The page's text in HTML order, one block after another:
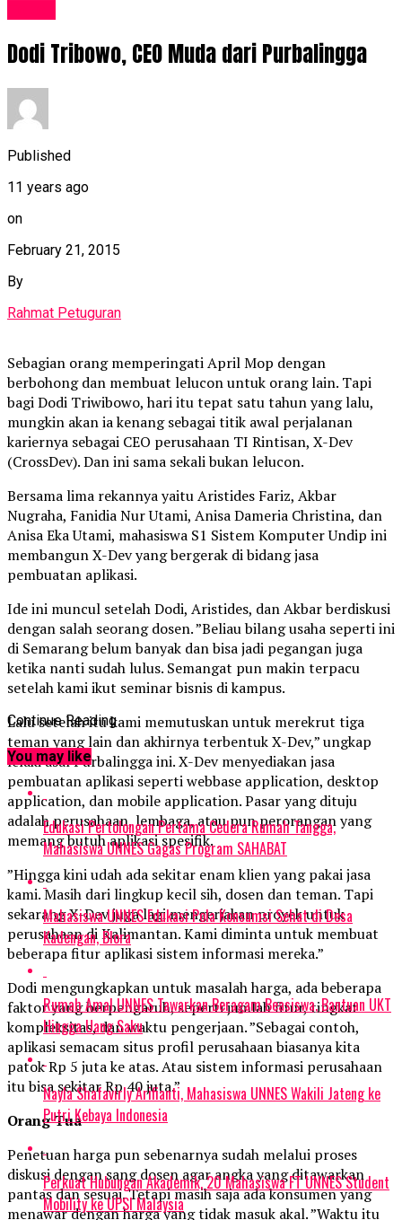
Dodi Tribowo, CEO Muda dari Purbalingga
Published
11 years ago
on
February 21, 2015
By
Rahmat Petuguran
Sebagian orang memperingati April Mop dengan
berbohong dan membuat lelucon untuk orang lain. Tapi
bagi Dodi Triwibowo, hari itu tepat satu tahun yang lalu,
mungkin akan ia kenang sebagai titik awal perjalanan
kariernya sebagai CEO perusahaan TI Rintisan, X-Dev
(CrossDev). Dan ini sama sekali bukan lelucon.
Bersama lima rekannya yaitu Aristides Fariz, Akbar
Nugraha, Fanidia Nur Utami, Anisa Dameria Christina, dan
Anisa Eka Utami, mahasiswa S1 Sistem Komputer Undip ini
membangun X-Dev yang bergerak di bidang jasa
pembuatan aplikasi.
Ide ini muncul setelah Dodi, Aristides, dan Akbar berdiskusi
dengan salah seorang dosen. ”Beliau bilang usaha seperti ini
di Semarang belum banyak dan bisa jadi pegangan juga
ketika nanti sudah lulus. Semangat pun makin terpacu
setelah kami ikut seminar bisnis di kampus.
Lalu setelah itu kami memutuskan untuk merekrut tiga
teman yang lain dan akhirnya terbentuk X-Dev,” ungkap
lelaki asal Purbalingga ini. X-Dev menyediakan jasa
pembuatan aplikasi seperti webbase application, desktop
application, dan mobile application. Pasar yang dituju
adalah perusahaan, lembaga, atau pun perorangan yang
memang butuh aplikasi spesifik.
”Hingga kini udah ada sekitar enam klien yang pakai jasa
kami. Masih dari lingkup kecil sih, dosen dan teman. Tapi
sekarang X-Dev juga lagi mengerjakan proyek untuk
perusahaan di Kalimantan. Kami diminta untuk membuat
beberapa fitur aplikasi sistem informasi mereka.”
Dodi mengungkapkan untuk masalah harga, ada beberapa
faktor yang berpengaruh, seperti jumlah fitur, tingkat
kompleksitas, dan waktu pengerjaan. ”Sebagai contoh,
aplikasi semacam situs profil perusahaan biasanya kita
patok Rp 5 juta ke atas. Atau sistem informasi perusahaan
itu bisa sekitar Rp 40 juta.”
Orang Tua
Penetuan harga pun sebenarnya sudah melalui proses
diskusi dengan sang dosen agar angka yang ditawarkan
pantas dan sesuai. Tetapi masih saja ada konsumen yang
menawar dengan harga yang tidak masuk akal. ”Waktu itu
Continue Reading
You may like
Edukasi Pertolongan Pertama Cedera Rumah Tangga,
Mahasiswa UNNES Gagas Program SAHABAT
Mahasiswa UNNES Edukasi Pola Konsumsi Sehat di Desa
Kadengan, Blora
Rumah Amal UNNES Tawarkan Beragam Beasiswa, Bantuan UKT
Hingga Uang Saku
Nayla Shafavirly Arifianti, Mahasiswa UNNES Wakili Jateng ke
Putri Kebaya Indonesia
Perkuat Hubungan Akademik, 20 Mahasiswa FT UNNES Student
Mobility ke UPSI Malaysia